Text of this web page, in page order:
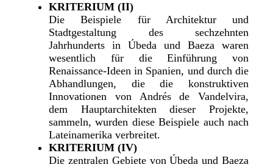
KRITERIUM (II)
Die Beispiele für Architektur und
Stadtgestaltung des sechzehnten
Jahrhunderts in Úbeda und Baeza waren
wesentlich für die Einführung von
Renaissance-Ideen in Spanien, und durch die
Abhandlungen, die die konstruktiven
Innovationen von Andrés de Vandelvira,
dem Hauptarchitekten dieser Projekte,
sammeln, wurden diese Beispiele auch nach
Lateinamerika verbreitet.
KRITERIUM (IV)
Die zentralen Gebiete von Úbeda und Baeza